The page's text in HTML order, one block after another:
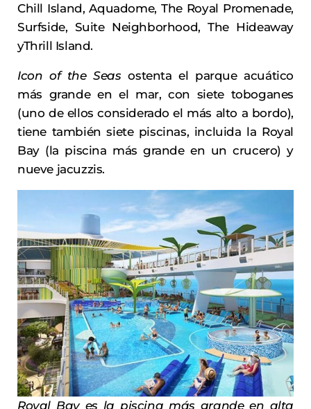
Chill Island, Aquadome, The Royal Promenade,
Surfside, Suite Neighborhood, The Hideaway
yThrill Island.
Icon of the Seas ostenta el parque acuático
más grande en el mar, con siete toboganes
(uno de ellos considerado el más alto a bordo),
tiene también siete piscinas, incluida la Royal
Bay (la piscina más grande en un crucero) y
nueve jacuzzis.
Royal Bay es la piscina más grande en alta